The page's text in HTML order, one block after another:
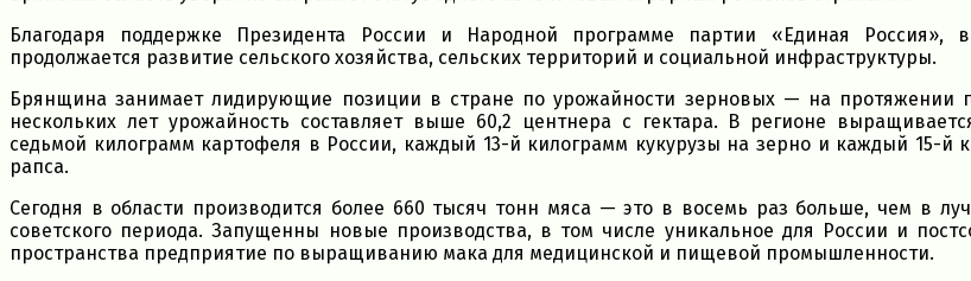
Благодаря поддержке Президента России и Народной программе партии «Единая Россия»,
продолжается развитие сельского хозяйства, сельских территорий и социальной инфраструктуры.
Брянщина занимает лидирующие позиции в стране по урожайности зерновых — на протяжении
нескольких лет урожайность составляет выше 60,2 центнера с гектара. В регионе
седьмой килограмм картофеля в России, каждый 13-й килограмм кукурузы на зерно и каждый 15-й
рапса.
Сегодня в области производится более 660 тысяч тонн мяса — это в восемь раз больше, чем в
советского периода. Запущенны новые производства, в том числе уникальное для России и
пространства предприятие по выращиванию мака для медицинской и пищевой промышленности.